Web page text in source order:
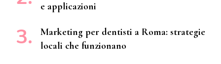
e applicazioni
Marketing per dentisti a Roma: strategie
locali che funzionano